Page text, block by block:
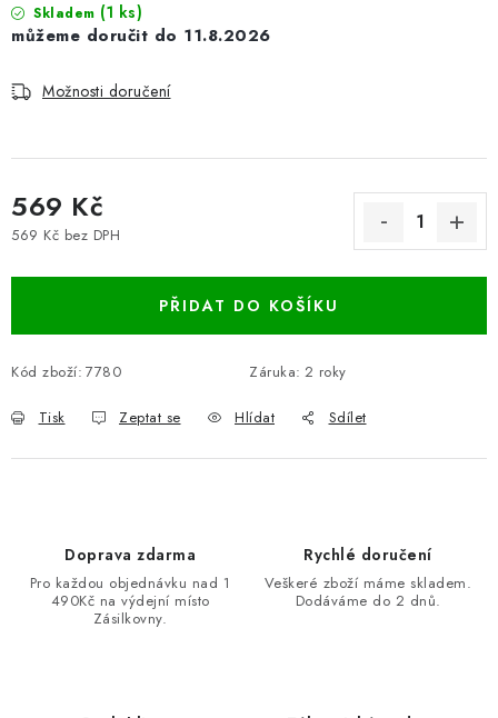
Skladem (1 ks)
11.8.2026
Možnosti doručení
569 Kč
569 Kč bez DPH
PŘIDAT DO KOŠÍKU
Kód zboží: 7780 Záruka: 2 roky
Tisk Zeptat se Hlídat Sdílet
Doprava zdarma
Pro každou objednávku nad 1
490Kč na výdejní místo
Zásilkovny.
Rychlé doručení
Veškeré zboží máme skladem.
Dodáváme do 2 dnů.